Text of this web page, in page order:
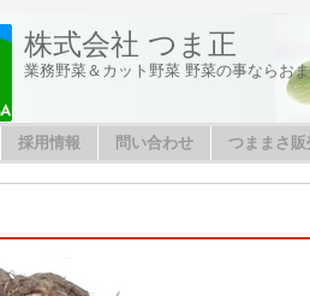
株式会社 つま正
業務野菜＆カット野菜 野菜の事ならお
採用情報 問い合わせ つままさ